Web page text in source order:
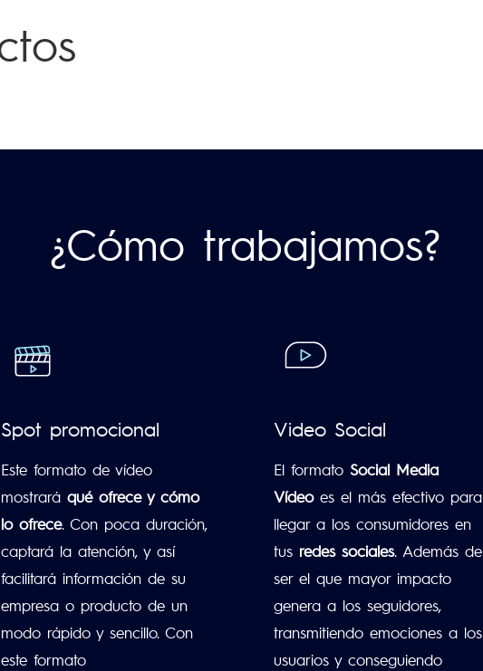
¿Cómo trabajamos?
Spot promocional
Este formato de vídeo
mostraráqué ofrece y cómo
lo ofrece. Con poca duración,
captará la atención, y así
facilitará información de su
empresa o producto de un
modo rápido y sencillo. Con
este formato
Video Social
El formato Social Media
Vídeoes el más efectivo para
llegar a los consumidores en
tus redes sociales. Además de
ser el que mayor impacto
genera a los seguidores,
transmitiendo emociones a los
usuarios y conseguiendo